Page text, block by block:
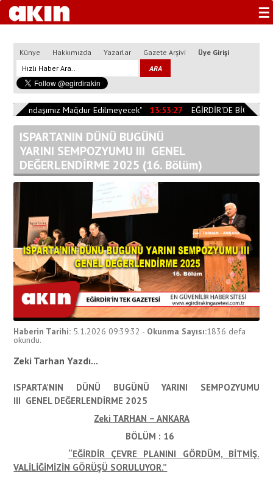
☰
Künye Hakkımızda Yazarlar Gazete Arşivi Üye Girişi
"Vatandaşımız Mağdur Edilmeyecek" 13:53:27 EĞİRDİR'DE
ISPARTA’NIN DÜNÜ BUGÜNÜ
YARINI SEMPOZYUMU III GENEL
DEĞERLENDİRME 2025 (16. Bölüm)
Haberin Tarihi: 5.1.2026 09:39:32 - Okunma Sayısı:1836 defa
okundu.
Zeki Tarhan Yazdı...
ISPARTA’NIN DÜNÜ BUGÜNÜ YARINI SEMPOZYUMU
III GENEL DEĞERLENDİRME 2025
Zeki TARHAN – ANKARA
BÖLÜM : 16
“EĞİRDİR ÇEVRE PLANINI GÖRDÜM, BİTMİŞ.
VALİLİĞİMİZİN GÖRÜŞÜ SORULUYOR.”